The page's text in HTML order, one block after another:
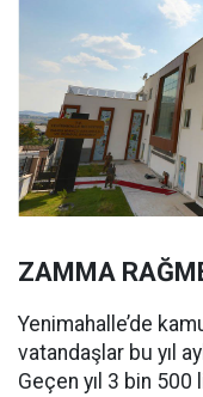
ZAMMA
Yenimahalle’de
vatandaşlar bu yıl
Geçen yıl 3 bin 500